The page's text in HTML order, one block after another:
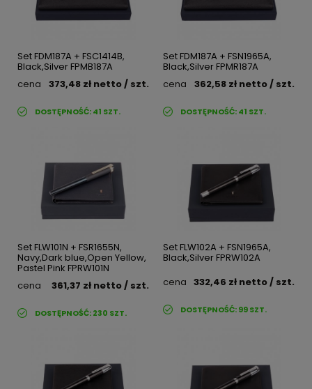
Set FDM187A + FSC1414B,
Black,Silver FPMB187A
cena
373,48 zł netto/ szt.
DOSTĘPNOŚĆ:41 SZT.
Set FDM187A + FSN1965A,
Black,Silver FPMR187A
cena
362,58 zł netto/ szt.
DOSTĘPNOŚĆ:41 SZT.
Set FLW101N + FSR1655N,
Navy,Dark blue,Open Yellow,
Pastel Pink FPRW101N
cena
361,37 zł netto/ szt.
DOSTĘPNOŚĆ:230 SZT.
Set FLW102A + FSN1965A,
Black,Silver FPRW102A
cena 332,46 zł netto/ szt.
DOSTĘPNOŚĆ:99SZT.